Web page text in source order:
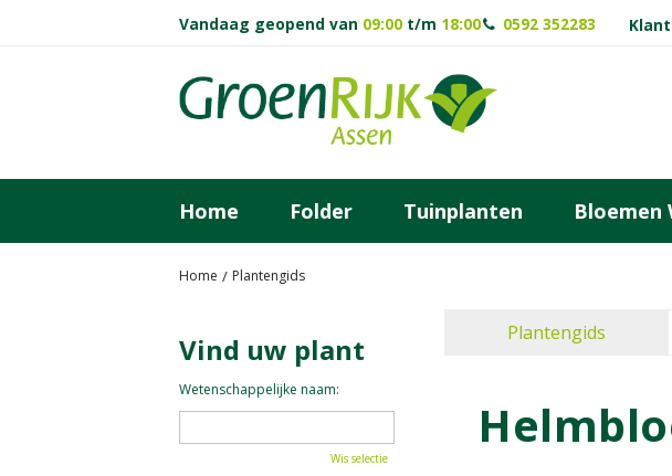
Home Plantengids
Vandaag geopend van 09:00 t/m 18:00 0592 352283
Home Folder Tuinplanten Bloemen
Plantengids
Vind uw plant
Wetenschappelijke naam:
Wis selectie